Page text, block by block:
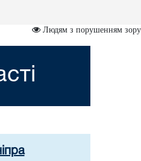
Людям з порушенням зору